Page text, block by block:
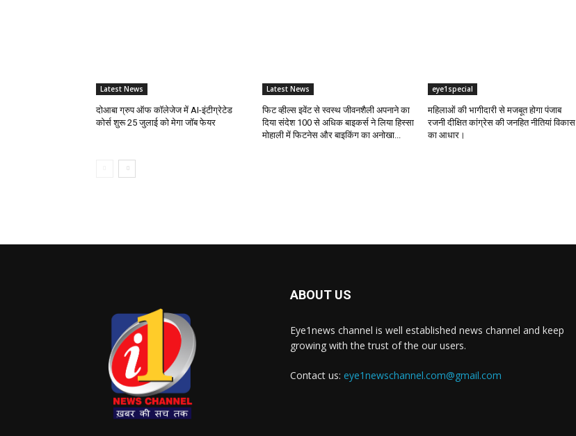
Latest News
दोआबा ग्रुप ऑफ कॉलेजेज में AI-इंटीग्रेटेड
कोर्स शुरू 25 जुलाई को मेगा जॉब फेयर
Latest News
फिट व्हील्स इवेंट से स्वस्थ जीवनशैली अपनाने का
दिया संदेश 100 से अधिक बाइकर्स ने लिया हिस्सा
मोहाली में फिटनेस और बाइकिंग का अनोखा...
eye1special
महिलाओं की भागीदारी से मजबूत होगा पंजाब
रजनी दीक्षित कांग्रेस की जनहित नीतियां विकास
का आधार।
ABOUT US
Eye1news channel is well established news channel and keep
growing with the trust of the our users.
Contact us: eye1newschannel.com@gmail.com